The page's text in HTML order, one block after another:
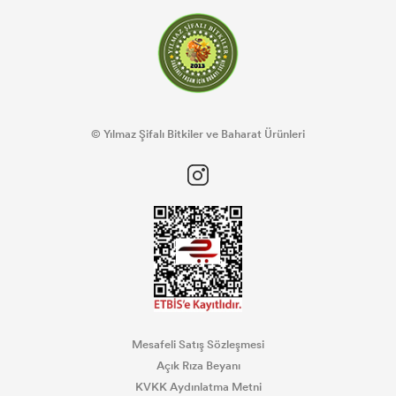
© Yılmaz Şifalı Bitkiler ve Baharat Ürünleri
Mesafeli Satış Sözleşmesi
Açık Rıza Beyanı
KVKK Aydınlatma Metni